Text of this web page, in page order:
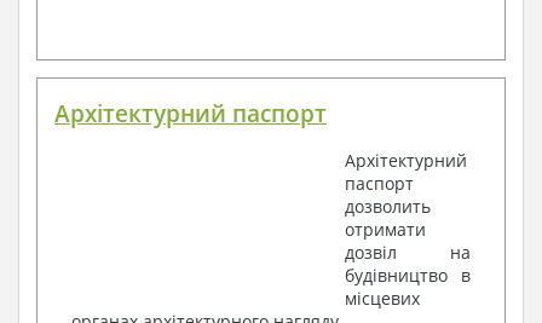
Архітектурний паспорт
Архітектурний
паспорт
дозволить
отримати
дозвіл на
будівництво в
місцевих